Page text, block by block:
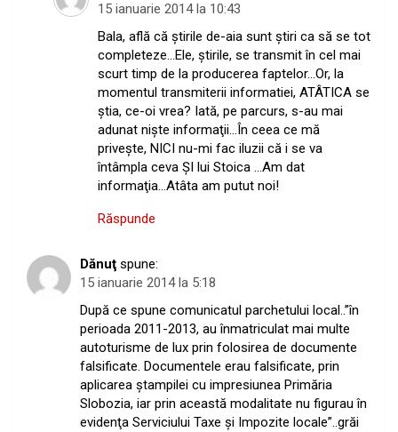
15 ianuarie 2014 la 10:43
Bala, află că ştirile de-aia sunt ştiri ca să se tot
completeze…Ele, ştirile, se transmit în cel mai
scurt timp de la producerea faptelor…Or, la
momentul transmiterii informatiei, ATÂTICA se
ştia, ce-oi vrea? Iată, pe parcurs, s-au mai
adunat nişte informaţii…În ceea ce mă
priveşte, NICI nu-mi fac iluzii că i se va
întâmpla ceva ŞI lui Stoica …Am dat
informaţia…Atâta am putut noi!
Răspunde
Dănuţ spune:
15 ianuarie 2014 la 5:18
După ce spune comunicatul parchetului local..”în
perioada 2011-2013, au înmatriculat mai multe
autoturisme de lux prin folosirea de documente
falsificate. Documentele erau falsificate, prin
aplicarea ştampilei cu impresiunea Primăria
Slobozia, iar prin această modalitate nu figurau în
evidenţa Serviciului Taxe şi Impozite locale”..grăi